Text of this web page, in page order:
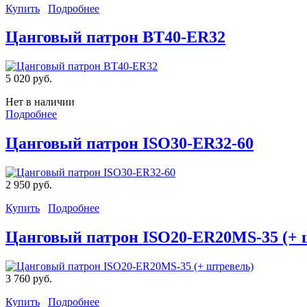
Купить
Подробнее
Цанговый патрон BT40-ER32
5 020 руб.
Нет в наличии
Подробнее
Цанговый патрон ISO30-ER32-60
2 950 руб.
Купить
Подробнее
Цанговый патрон ISO20-ER20MS-35 (+
3 760 руб.
Купить
Подробнее